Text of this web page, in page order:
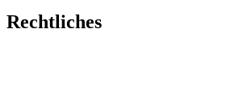
Rechtliches